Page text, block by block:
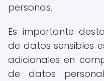
personas.
Es importante
de datos sensibles
adicionales en
de datos